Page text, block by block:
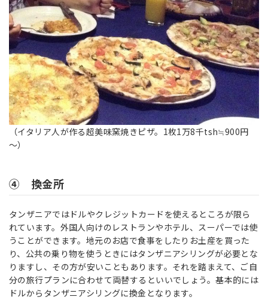
（イタリア人が作る超美味窯焼きピザ。1枚1万8千tsh≒900円
～）
④ 換金所
タンザニアではドルやクレジットカードを使えるところが限ら
れています。外国人向けのレストランやホテル、スーパーでは使
うことができます。地元のお店で食事をしたりお土産を買った
り、公共の乗り物を使うときにはタンザニアシリングが必要とな
りますし、その方が安いこともあります。それを踏まえて、ご自
分の旅行プランに合わせて両替するといいでしょう。基本的には
ドルからタンザニアシリングに換金となります。